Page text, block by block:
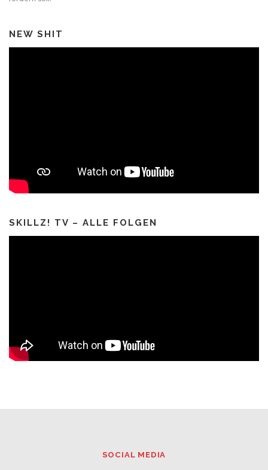
NEW SHIT
SKILLZ! TV – ALLE FOLGEN
SOCIAL MEDIA